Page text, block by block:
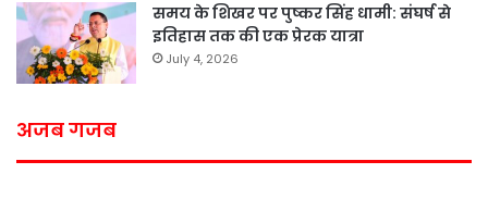
समय के शिखर पर पुष्कर सिंह धामी: संघर्ष से
इतिहास तक की एक प्रेरक यात्रा
July 4, 2026
अजब गजब